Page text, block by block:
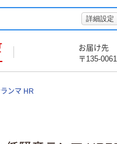
詳細設定
お届け先
〒135-0061
ンマ HR